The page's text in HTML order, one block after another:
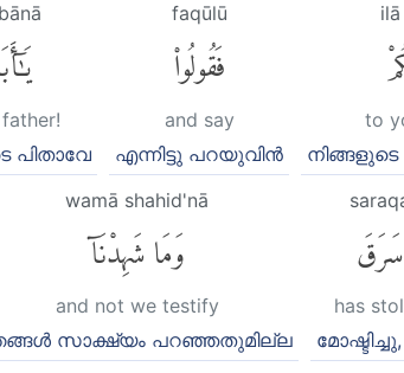
to
നിങ്ങളുടെ
faqūlū
فَقُولُوا۟
and say
എന്നിട്ടു പറയുവിന്‍
പിതാവേ
سَرَقَ
has
wamā shahid'nā
وَمَا شَهِدْنَآ
and not we testify
സാക്ഷ്യം പറഞ്ഞതുമില്ല